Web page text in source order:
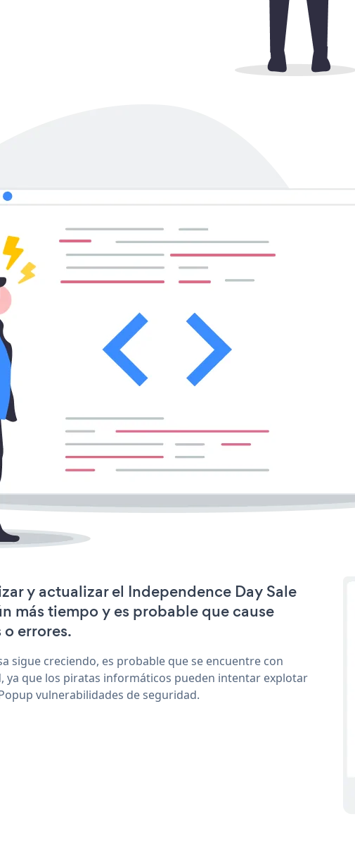
y actualizar el Independence Day Sale
más tiempo y es probable que cause
errores.
sigue creciendo, es probable que se encuentre con
ya que los piratas informáticos pueden intentar explotar
vulnerabilidades de seguridad.